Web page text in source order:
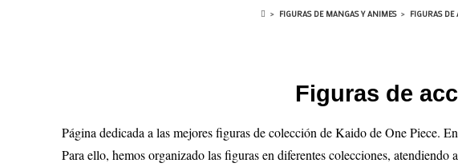
> FIGURAS DE MANGAS Y ANIMES > FIGURAS
Figuras de
Página dedicada a las mejores figuras de colección de Kaido de One Piece.
Para ello, hemos organizado las figuras en diferentes colecciones,